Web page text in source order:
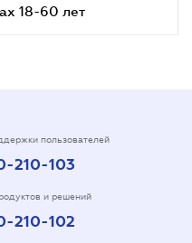
18-60 лет
пользователей
210-103
и решений
210-102